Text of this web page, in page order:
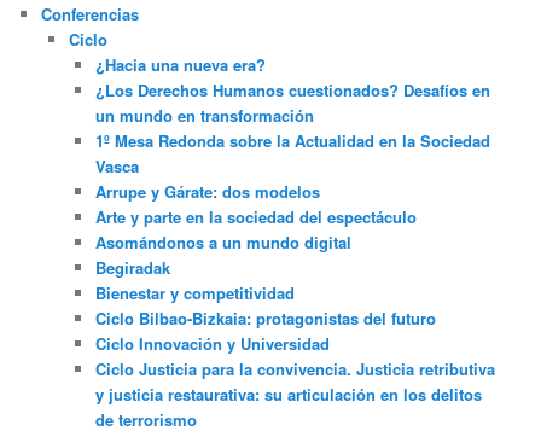
Conferencias
Ciclo
¿Hacia una nueva era?
¿Los Derechos Humanos cuestionados? Desafíos en
un mundo en transformación
1º Mesa Redonda sobre la Actualidad en la Sociedad
Vasca
Arrupe y Gárate: dos modelos
Arte y parte en la sociedad del espectáculo
Asomándonos a un mundo digital
Begiradak
Bienestar y competitividad
Ciclo Bilbao-Bizkaia: protagonistas del futuro
Ciclo Innovación y Universidad
Ciclo Justicia para la convivencia. Justicia retributiva
y justicia restaurativa: su articulación en los delitos
de terrorismo